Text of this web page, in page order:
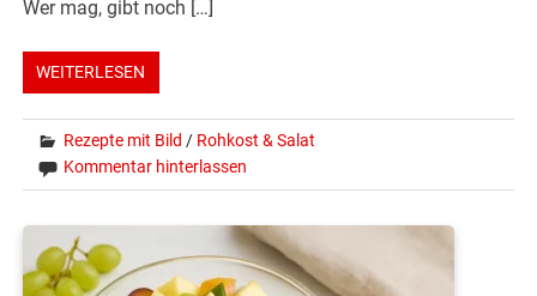
Wer mag, gibt noch […]
WEITERLESEN
Rezepte mit Bild / Rohkost & Salat
Kommentar hinterlassen